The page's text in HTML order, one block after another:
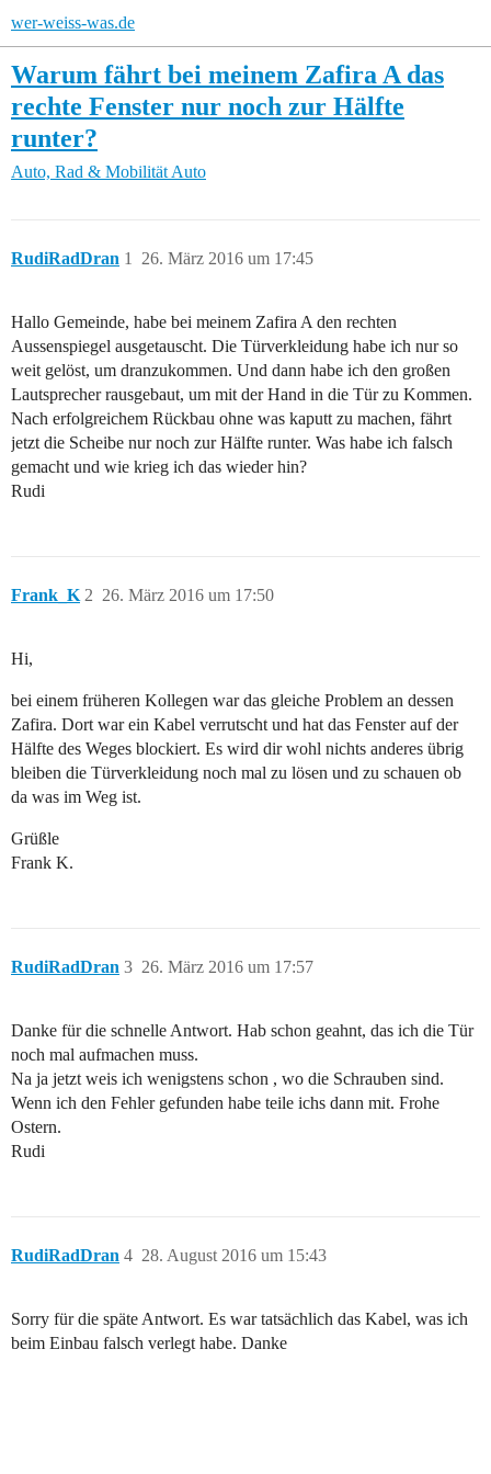
wer-weiss-was.de
Warum fährt bei meinem Zafira A das
rechte Fenster nur noch zur Hälfte
runter?
Auto, Rad & Mobilität Auto
RudiRadDran 26. März 2016 um 17:45
1
Hallo Gemeinde, habe bei meinem Zafira A den rechten
Aussenspiegel ausgetauscht. Die Türverkleidung habe ich nur so
weit gelöst, um dranzukommen. Und dann habe ich den großen
Lautsprecher rausgebaut, um mit der Hand in die Tür zu Kommen.
Nach erfolgreichem Rückbau ohne was kaputt zu machen, fährt
jetzt die Scheibe nur noch zur Hälfte runter. Was habe ich falsch
gemacht und wie krieg ich das wieder hin?
Rudi
Frank_K 26. März 2016 um 17:50
2
Hi,
bei einem früheren Kollegen war das gleiche Problem an dessen
Zafira. Dort war ein Kabel verrutscht und hat das Fenster auf der
Hälfte des Weges blockiert. Es wird dir wohl nichts anderes übrig
bleiben die Türverkleidung noch mal zu lösen und zu schauen ob
da was im Weg ist.
Grüßle
Frank K.
RudiRadDran 26. März 2016 um 17:57
3
Danke für die schnelle Antwort. Hab schon geahnt, das ich die Tür
noch mal aufmachen muss.
Na ja jetzt weis ich wenigstens schon , wo die Schrauben sind.
Wenn ich den Fehler gefunden habe teile ichs dann mit. Frohe
Ostern.
Rudi
RudiRadDran 28. August 2016 um 15:43
4
Sorry für die späte Antwort. Es war tatsächlich das Kabel, was ich
beim Einbau falsch verlegt habe. Danke